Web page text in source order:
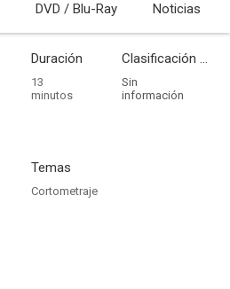
DVD / Blu-Ray Noticias
Duración
13
minutos
Clasificación por edades
Sin
información
Temas
Cortometraje